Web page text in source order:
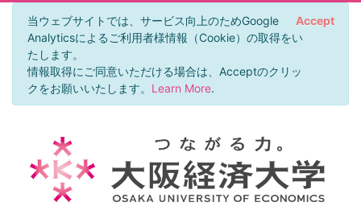
当ウェブサイトでは、サービス向上のためGoogle
Analyticsによるご利用者様情報（Cookie）の取得をい
たします。
情報取得にご同意いただける場合は、Acceptのクリッ
クをお願いいたします。 Learn More.
Accept